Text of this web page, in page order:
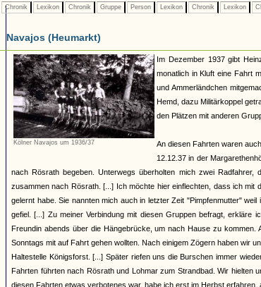
Chronik Lexikon Chronik Gruppe Person Lexikon Chronik Lexikon
Navajos (Heumarkt)
Kölner Navajos um 1936/37
Im Dezember 1937 gibt
monatlich in Kluft eine Fahrt
und Ammerländchen
Hemd, dazu Militärkoppel
den Plätzen mit anderen
An diesen Fahrten waren
12.12.37 in der
nach Rösrath begeben. Unterwegs überholten mich zwei
zusammen nach Rösrath. [...] Ich möchte hier einflechten, dass ich mit
gelernt habe. Sie nannten mich auch in letzter Zeit "Pimpfenmutter"
gefiel. [...] Zu meiner Verbindung mit diesen Gruppen befragt,
Freundin abends über die Hängebrücke, um nach Hause zu
Sonntags mit auf Fahrt gehen wollten. Nach einigem Zögern haben wir
Haltestelle Königsforst. [...] Später riefen uns die Burschen immer
Fahrten führten nach Rösrath und Lohmar zum Strandbad. Wir
diesen Fahrten etwas verbotenes war, habe ich erst im Herbst